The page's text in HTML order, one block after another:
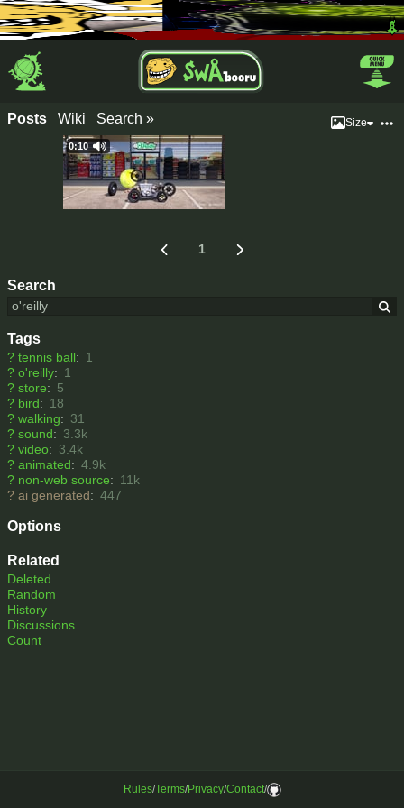
Search
Tags
? tennis ball: 1
? o'reilly: 1
? store: 5
? bird: 18
? walking: 31
? sound: 3.3k
? video: 3.4k
? animated: 4.9k
? non-web source: 11k
? ai generated: 447
Options
Related
Deleted
Random
History
Discussions
Count
Posts Wiki Search » Size
0:10
1
Rules/Terms/Privacy/Contact/